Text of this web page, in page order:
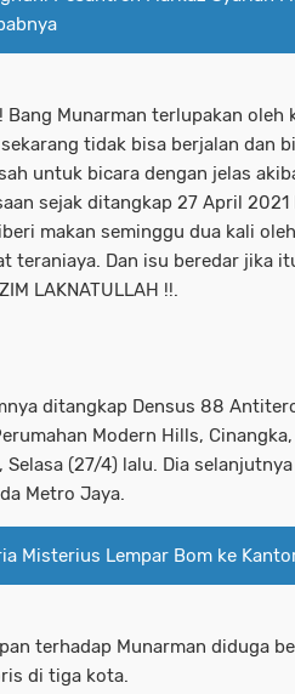
Bang Munarman terlupakan
tidak bisa berjalan dan
untuk bicara dengan jelas
sejak ditangkap 27 April 2021
makan seminggu dua kali
teraniaya. Dan isu beredar jika
LAKNATULLAH !!.
ditangkap Densus 88
Modern Hills,
Selasa (27/4) lalu. Dia
Metro Jaya.
Misterius Lempar Bom ke
terhadap Munarman diduga
di tiga kota.